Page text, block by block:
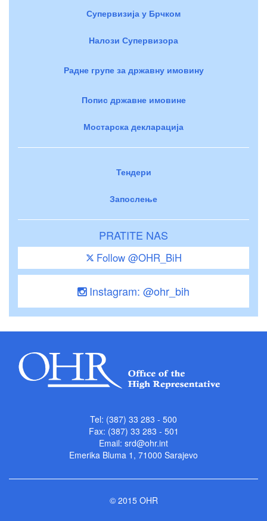
Супервизија у Брчком
Налози Супервизора
Радне групе за државну имовину
Попис државне имовине
Мостарска декларација
Тендери
Запослење
PRATITE NAS
Follow @OHR_BiH
Instagram: @ohr_bih
Tel: (387) 33 283 - 500
Fax: (387) 33 283 - 501
Email: srd@ohr.int
Emerika Bluma 1, 71000 Sarajevo
© 2015 OHR